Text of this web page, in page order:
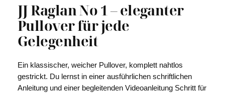
JJ Raglan No 1 – eleganter
Pullover für jede
Gelegenheit
Ein klassischer, weicher Pullover, komplett nahtlos
gestrickt. Du lernst in einer ausführlichen schriftlichen
Anleitung und einer begleitenden Videoanleitung Schritt für